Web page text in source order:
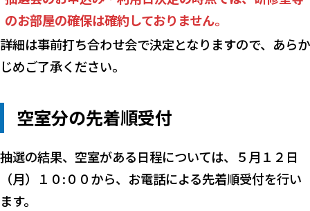
のお部屋の確保は確約しておりません。
詳細は事前打ち合わせ会で決定となりますので、あらか
じめご了承ください。
空室分の先着順受付
抽選の結果、空室がある日程については、５月１２日
（月）１０:００から、お電話による先着順受付を行い
ます。